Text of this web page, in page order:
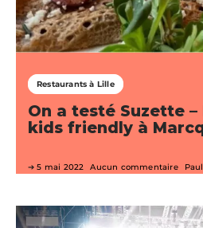
Restaurants à Lille
On a testé Suzette
kids friendly à
5 mai 2022 Aucun commentaire